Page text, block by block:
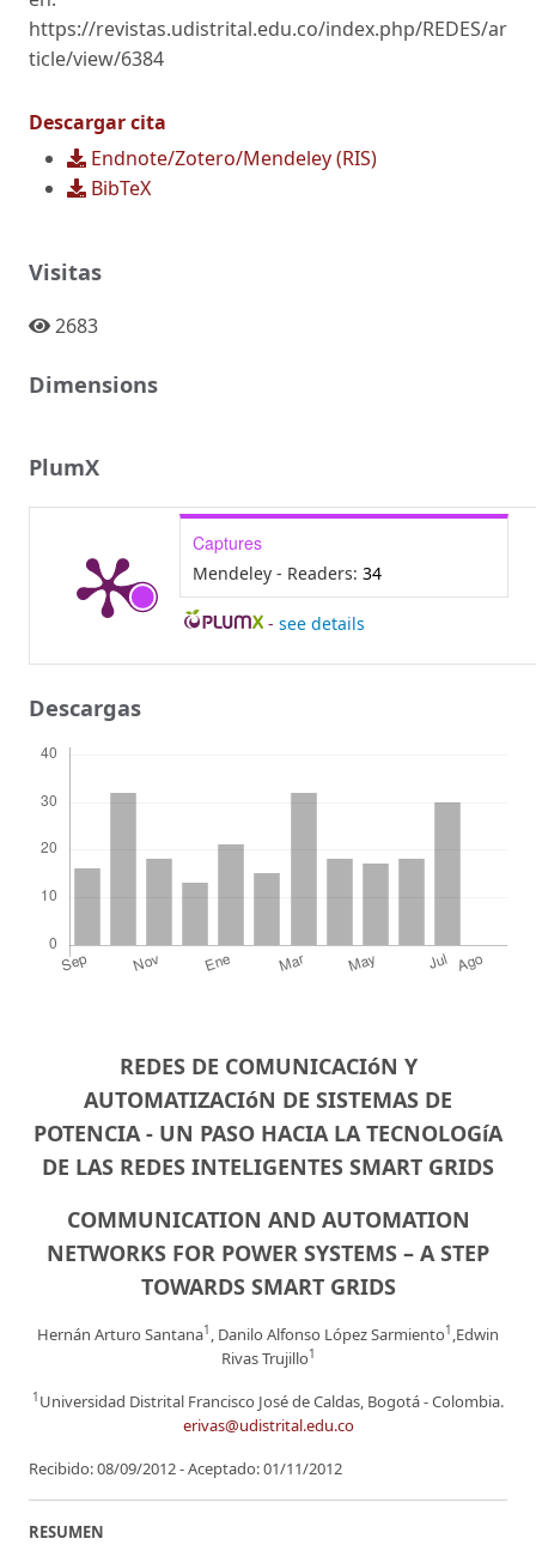
https://revistas.udistrital.edu.co/index.php/REDES/ar
ticle/view/6384
Descargar cita
Endnote/Zotero/Mendeley (RIS)
BibTeX
Visitas
2683
Dimensions
PlumX
Captures
Mendeley - Readers: 34
- see details
Descargas
REDES DE COMUNICACIóN Y
AUTOMATIZACIóN DE SISTEMAS DE
POTENCIA - UN PASO HACIA LA TECNOLOGíA
DE LAS REDES INTELIGENTES SMART GRIDS
COMMUNICATION AND AUTOMATION
NETWORKS FOR POWER SYSTEMS – A STEP
TOWARDS SMART GRIDS
Hernán Arturo Santana1 , Danilo Alfonso López Sarmiento1 ,Edwin
Rivas Trujillo1
1 Universidad Distrital Francisco José de Caldas, Bogotá - Colombia.
erivas@udistrital.edu.co
Recibido: 08/09/2012 - Aceptado: 01/11/2012
RESUMEN